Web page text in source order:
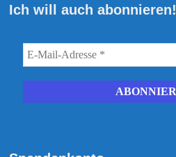
Ich will auch abonnieren!